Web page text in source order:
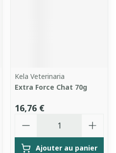
Kela Veterinaria
Extra Force Chat 70g
16,76 €
Ajouter au panier